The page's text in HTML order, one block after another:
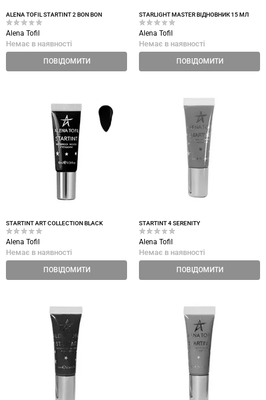
ALENA TOFIL STARTINT 2 BON BON
Alena Tofil
Немає в наявності
ПОВІДОМИТИ
STARLIGHT MASTER ВІДНОВНИК 15 МЛ
Alena Tofil
Немає в наявності
ПОВІДОМИТИ
STARTINT ART COLLECTION BLACK
Alena Tofil
Немає в наявності
ПОВІДОМИТИ
STARTINT 4 SERENITY
Alena Tofil
Немає в наявності
ПОВІДОМИТИ